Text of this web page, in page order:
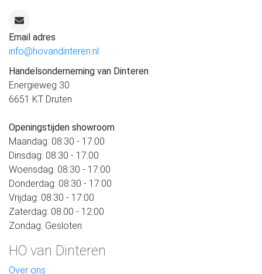
Email adres
info@hovandinteren.nl
Handelsonderneming van Dinteren
Energieweg 30
6651 KT Druten
Openingstijden showroom
Maandag: 08:30 - 17:00
Dinsdag: 08:30 - 17:00
Woensdag: 08:30 - 17:00
Donderdag: 08:30 - 17:00
Vrijdag: 08:30 - 17:00
Zaterdag: 08:00 - 12:00
Zondag: Gesloten
HO van Dinteren
Over ons